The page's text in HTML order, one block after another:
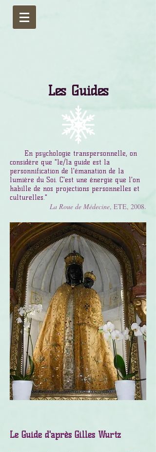
Les Guides
En psychologie transpersonnelle, on
considère que "le/la guide est la
personnification de l'émanation de la
lumière du Soi. C'est une énergie que l'on
habille de nos projections personnelles et
culturelles."
La Roue de Médecine, ETE, 2008.
Le Guide d'après Gilles Wurtz